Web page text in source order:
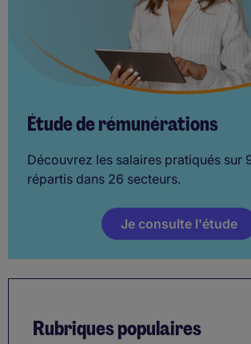
Étude de rémunérations
Découvrez les salaires pratiqués sur
répartis dans 26 secteurs.
Je consulte l'étude
Rubriques populaires